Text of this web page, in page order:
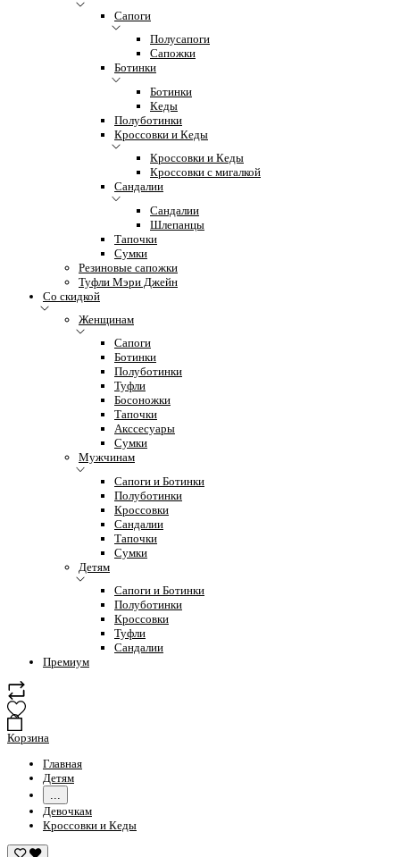
Сапоги
Полусапоги
Сапожки
Ботинки
Ботинки
Кеды
Полуботинки
Кроссовки и Кеды
Кроссовки и Кеды
Кроссовки с мигалкой
Сандалии
Сандалии
Шлепанцы
Тапочки
Сумки
Резиновые сапожки
Туфли Мэри Джейн
Со скидкой
Женщинам
Сапоги
Ботинки
Полуботинки
Туфли
Босоножки
Тапочки
Акссесуары
Сумки
Мужчинам
Сапоги и Ботинки
Полуботинки
Кроссовки
Сандалии
Тапочки
Сумки
Детям
Сапоги и Ботинки
Полуботинки
Кроссовки
Туфли
Сандалии
Премиум
Корзина
Главная
Детям
...
Девочкам
Кроссовки и Кеды